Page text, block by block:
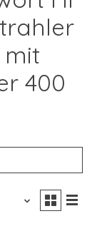
mit
400